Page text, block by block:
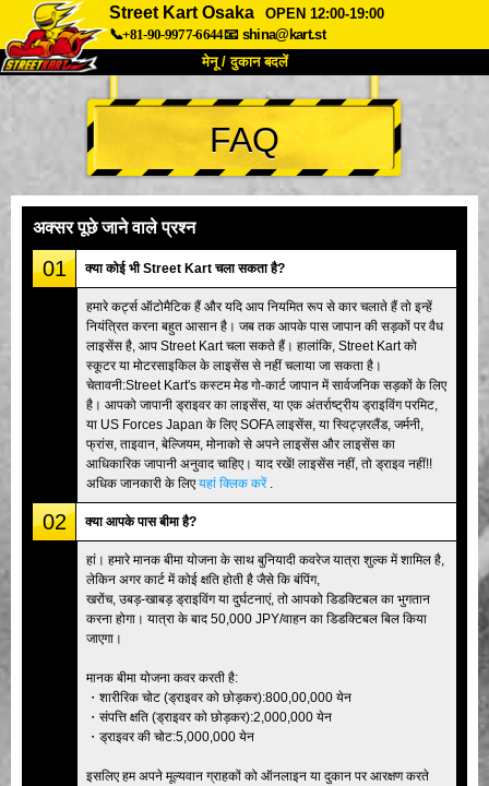
Street Kart Osaka
OPEN 12:00-19:00
📞+81-90-9977-6644📧 shina@kart.st
मेनू / दुकान बदलें
TOP
हमारे बारे में विशेषताएँ कीमत
कंपनी
शाखा बदलें
टोक्यो शिनागावा #1 टोक्यो अकीहबारा#1
टोक्यो अकीहबारा#2 टोक्यो शिबुया
टोक्यो शिबुया एनेक्स टोक्यो बे
टोक्यो असाकुसा ओसाका
ओकिनावा
FAQ
अक्सर पूछे जाने वाले प्रश्न
01 क्या कोई भी Street Kart चला सकता है?
हमारे कर्ट्स ऑटोमैटिक हैं और यदि आप नियमित रूप से कार चलाते हैं तो इन्हें
नियंत्रित करना बहुत आसान है। जब तक आपके पास जापान की सड़कों पर वैध
लाइसेंस है, आप Street Kart चला सकते हैं। हालांकि, Street Kart को
स्कूटर या मोटरसाइकिल के लाइसेंस से नहीं चलाया जा सकता है।
चेतावनी:Street Kart's कस्टम मेड गो-कार्ट जापान में सार्वजनिक सड़कों के लिए
है। आपको जापानी ड्राइवर का लाइसेंस, या एक अंतर्राष्ट्रीय ड्राइविंग परमिट,
या US Forces Japan के लिए SOFA लाइसेंस, या स्विट्ज़रलैंड, जर्मनी,
फ्रांस, ताइवान, बेल्जियम, मोनाको से अपने लाइसेंस और लाइसेंस का
आधिकारिक जापानी अनुवाद चाहिए। याद रखें! लाइसेंस नहीं, तो ड्राइव नहीं!!
अधिक जानकारी के लिएयहां क्लिक करें.
02 क्या आपके पास बीमा है?
हां। हमारे मानक बीमा योजना के साथ बुनियादी कवरेज यात्रा शुल्क में शामिल है,
लेकिन अगर कार्ट में कोई क्षति होती है जैसे कि बंपिंग,
खरोंच, उबड़-खाबड़ ड्राइविंग या दुर्घटनाएं, तो आपको डिडक्टिबल का भुगतान
करना होगा। यात्रा के बाद 50,000 JPY/वाहन का डिडक्टिबल बिल किया
जाएगा।
मानक बीमा योजना कवर करती है:
・शारीरिक चोट (ड्राइवर को छोड़कर):800,00,000 येन
・संपत्ति क्षति (ड्राइवर को छोड़कर):2,000,000 येन
・ड्राइवर की चोट:5,000,000 येन
इसलिए हम अपने मूल्यवान ग्राहकों को ऑनलाइन या दुकान पर आरक्षण करते